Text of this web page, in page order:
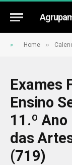
» Home »
Exames
Ensino
11.º
das
(719)